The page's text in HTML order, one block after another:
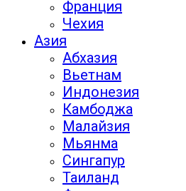
Франция
Чехия
Азия
Абхазия
Вьетнам
Индонезия
Камбоджа
Малайзия
Мьянма
Сингапур
Таиланд